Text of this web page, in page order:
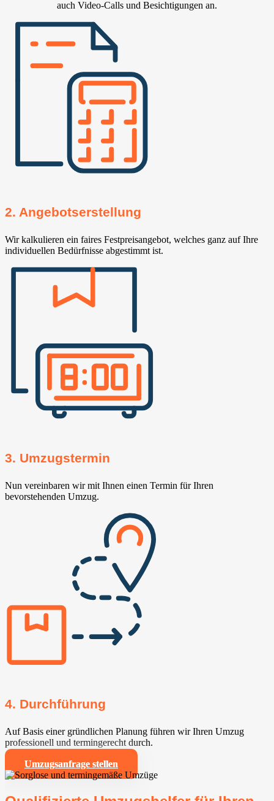
auch Video-Calls und Besichtigungen an.
2. Angebotserstellung
Wir kalkulieren ein faires Festpreisangebot, welches ganz auf Ihre
individuellen Bedürfnisse abgestimmt ist.
3. Umzugstermin
Nun vereinbaren wir mit Ihnen einen Termin für Ihren
bevorstehenden Umzug.
4. Durchführung
Auf Basis einer gründlichen Planung führen wir Ihren Umzug
professionell und termingerecht durch.
Umzugsanfrage stellen